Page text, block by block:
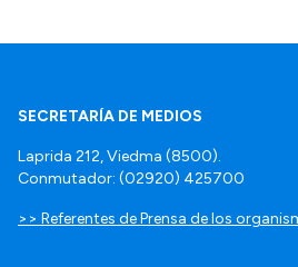
SECRETARÍA DE MEDIOS
Laprida 212, Viedma (8500).
Conmutador: (02920) 425700
>> Referentes de Prensa de los